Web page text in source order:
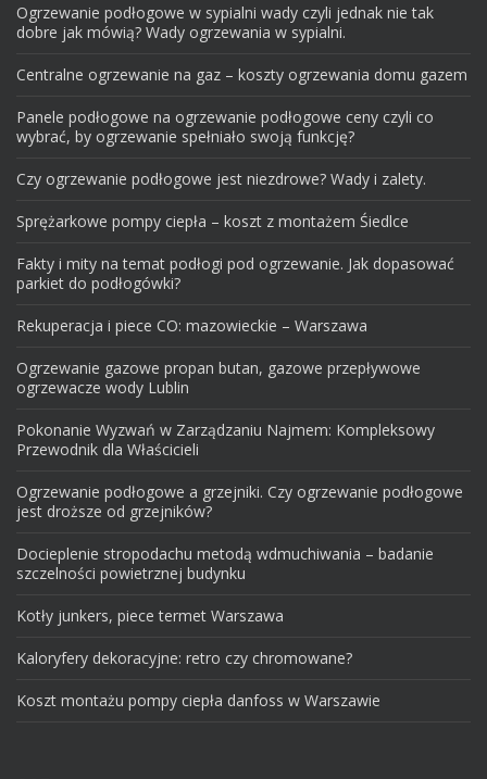
Ogrzewanie podłogowe w sypialni wady czyli jednak nie tak
dobre jak mówią? Wady ogrzewania w sypialni.
Centralne ogrzewanie na gaz – koszty ogrzewania domu gazem
Panele podłogowe na ogrzewanie podłogowe ceny czyli co
wybrać, by ogrzewanie spełniało swoją funkcję?
Czy ogrzewanie podłogowe jest niezdrowe? Wady i zalety.
Sprężarkowe pompy ciepła – koszt z montażem Śiedlce
Fakty i mity na temat podłogi pod ogrzewanie. Jak dopasować
parkiet do podłogówki?
Rekuperacja i piece CO: mazowieckie – Warszawa
Ogrzewanie gazowe propan butan, gazowe przepływowe
ogrzewacze wody Lublin
Pokonanie Wyzwań w Zarządzaniu Najmem: Kompleksowy
Przewodnik dla Właścicieli
Ogrzewanie podłogowe a grzejniki. Czy ogrzewanie podłogowe
jest droższe od grzejników?
Docieplenie stropodachu metodą wdmuchiwania – badanie
szczelności powietrznej budynku
Kotły junkers, piece termet Warszawa
Kaloryfery dekoracyjne: retro czy chromowane?
Koszt montażu pompy ciepła danfoss w Warszawie